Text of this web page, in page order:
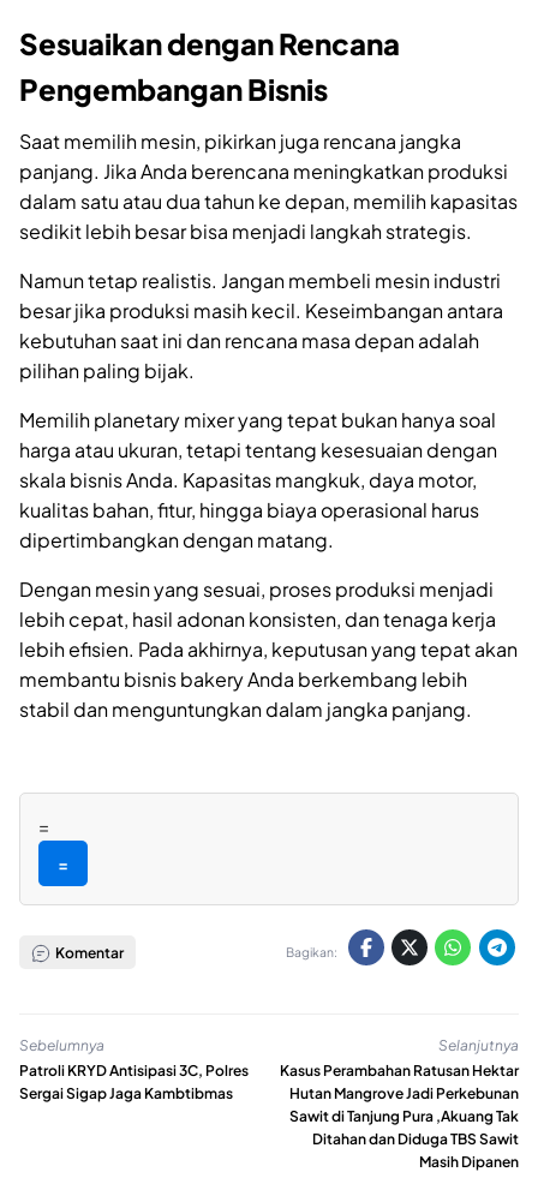
Sesuaikan dengan Rencana
Pengembangan Bisnis
Saat memilih mesin, pikirkan juga rencana jangka
panjang. Jika Anda berencana meningkatkan produksi
dalam satu atau dua tahun ke depan, memilih kapasitas
sedikit lebih besar bisa menjadi langkah strategis.
Namun tetap realistis. Jangan membeli mesin industri
besar jika produksi masih kecil. Keseimbangan antara
kebutuhan saat ini dan rencana masa depan adalah
pilihan paling bijak.
Memilih planetary mixer yang tepat bukan hanya soal
harga atau ukuran, tetapi tentang kesesuaian dengan
skala bisnis Anda. Kapasitas mangkuk, daya motor,
kualitas bahan, fitur, hingga biaya operasional harus
dipertimbangkan dengan matang.
Dengan mesin yang sesuai, proses produksi menjadi
lebih cepat, hasil adonan konsisten, dan tenaga kerja
lebih efisien. Pada akhirnya, keputusan yang tepat akan
membantu bisnis bakery Anda berkembang lebih
stabil dan menguntungkan dalam jangka panjang.
=
=
Komentar Bagikan:
Sebelumnya
Patroli KRYD Antisipasi 3C, Polres
Sergai Sigap Jaga Kambtibmas
Selanjutnya
Kasus Perambahan Ratusan Hektar
Hutan Mangrove Jadi Perkebunan
Sawit di Tanjung Pura ,Akuang Tak
Ditahan dan Diduga TBS Sawit
Masih Dipanen